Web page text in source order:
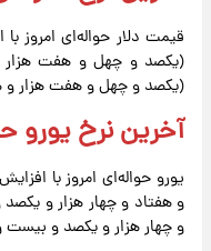
(یکصد و چهل و هفت هزار و
آخرین نرخ یورو
و چهار هزار و یکصد و